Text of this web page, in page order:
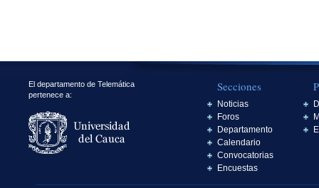
El departamento de Telemática
pertenece a:
Secciones
Noticias
Foros
Departamento
Calendario
Convocatorias
Encuestas